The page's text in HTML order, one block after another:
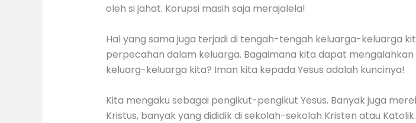
oleh si jahat. Korupsi masih saja merajalela!
Hal yang sama juga terjadi di tengah-tengah keluarga-keluarga
perpecahan dalam keluarga. Bagaimana kita dapat
keluarg-keluarga kita? Iman kita kepada Yesus adalah kuncinya!
Kita mengaku sebagai pengikut-pengikut Yesus. Banyak juga
Kristus, banyak yang dididik di sekolah-sekolah Kristen atau